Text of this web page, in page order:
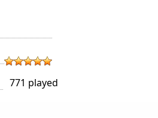
771 played